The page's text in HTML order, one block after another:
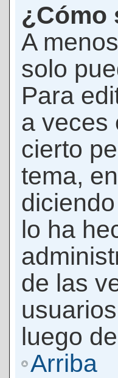
¿Cómo
A
solo
Para
a veces
cierto
tema,
lo ha
de las
luego
Arriba